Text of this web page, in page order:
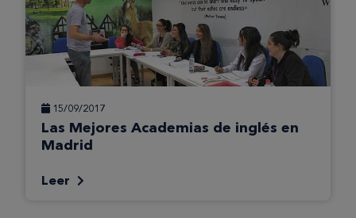
15/09/2017
Las Mejores Academias de inglés en
Madrid
Leer